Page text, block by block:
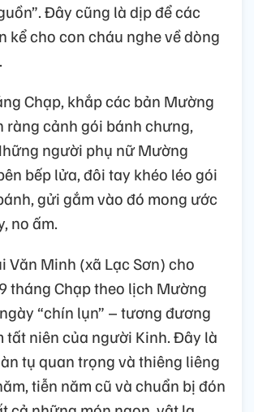
Đây cũng là dịp để các
kể cho con cháu nghe về dòng
Chạp, khắp các bản Mường
ràng cảnh gói bánh chưng,
người phụ nữ Mường
bếp lửa, đôi tay khéo léo gói
gửi gắm vào đó mong ước
no ấm.
Văn Minh (xã Lạc Sơn) cho
tháng Chạp theo lịch Mường
“chín lụn” – tương đương
tất niên của người Kinh. Đây là
tụ quan trọng và thiêng liêng
tiễn năm cũ và chuẩn bị đón